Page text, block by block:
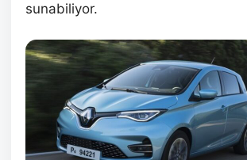
sunabiliyor.